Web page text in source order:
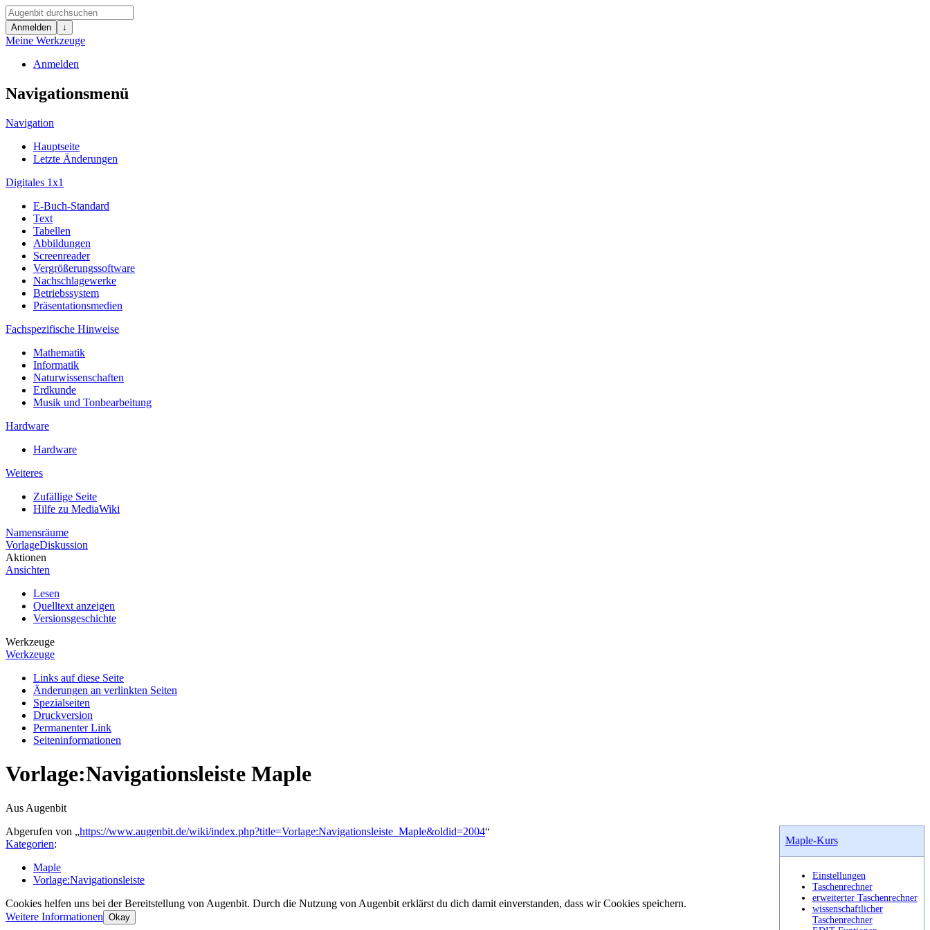
Anmelden ↓
Meine Werkzeuge
Anmelden
Navigationsmenü
Navigation
Hauptseite
Letzte Änderungen
Digitales 1x1
E-Buch-Standard
Text
Tabellen
Abbildungen
Screenreader
Vergrößerungssoftware
Nachschlagewerke
Betriebssystem
Präsentationsmedien
Fachspezifische Hinweise
Mathematik
Informatik
Naturwissenschaften
Erdkunde
Musik und Tonbearbeitung
Hardware
Hardware
Weiteres
Zufällige Seite
Hilfe zu MediaWiki
Namensräume
VorlageDiskussion
Aktionen
Ansichten
Lesen
Quelltext anzeigen
Versionsgeschichte
Werkzeuge
Werkzeuge
Links auf diese Seite
Änderungen an verlinkten Seiten
Spezialseiten
Druckversion
Permanenter Link
Seiten­­informationen
Vorlage:Navigationsleiste Maple
Aus Augenbit
Maple-Kurs
Einstellungen
Taschenrechner
erweiterter Taschenrechner
wissenschaftlicher
Taschenrechner
Abgerufen von „https://www.augenbit.de/wiki/index.php?title=Vorlage:Navigationsleiste_Maple&oldid=2004“
Kategorien:
Maple
Vorlage:Navigationsleiste
Cookies helfen uns bei der Bereitstellung von Augenbit. Durch die Nutzung von Augenbit erklärst du dich damit einverstanden, dass wir Cookies speichern.
Weitere Informationen Okay